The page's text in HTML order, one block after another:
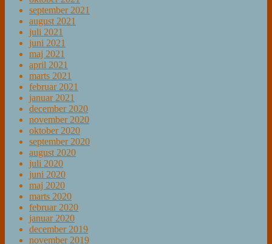
september 2021
august 2021
juli 2021
juni 2021
maj 2021
april 2021
marts 2021
februar 2021
januar 2021
december 2020
november 2020
oktober 2020
september 2020
august 2020
juli 2020
juni 2020
maj 2020
marts 2020
februar 2020
januar 2020
december 2019
november 2019